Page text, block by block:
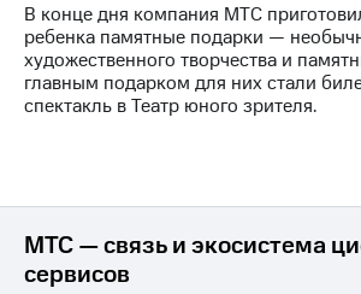
Пригласить
спикера
и акционерам
Корпоративное
секретарь
информации
Информация
В конце дня компания МТС
ребенка памятные подарки —
художественного творчества и
главным подарком для них стали
спектакль в Театр юного зрителя.
МТС — связь и экосистема
сервисов